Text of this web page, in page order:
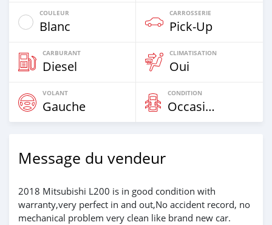
COULEUR
Blanc
CARROSSERIE
Pick-Up
CARBURANT
Diesel
CLIMATISATION
Oui
VOLANT
Gauche
CONDITION
Occasion
Message du vendeur
2018 Mitsubishi L200 is in good condition with
warranty,very perfect in and out,No accident record, no
mechanical problem very clean like brand new car.